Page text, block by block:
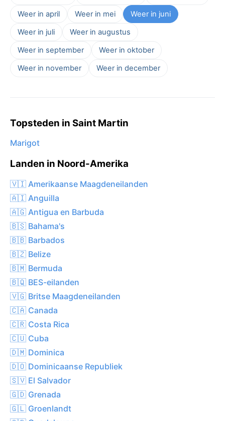
Weer in april
Weer in mei
Weer in juni
Weer in juli
Weer in augustus
Weer in september
Weer in oktober
Weer in november
Weer in december
Topsteden in Saint Martin
Marigot
Landen in Noord-Amerika
🇻🇮 Amerikaanse Maagdeneilanden
🇦🇮 Anguilla
🇦🇬 Antigua en Barbuda
🇧🇸 Bahama's
🇧🇧 Barbados
🇧🇿 Belize
🇧🇲 Bermuda
🇧🇶 BES-eilanden
🇻🇬 Britse Maagdeneilanden
🇨🇦 Canada
🇨🇷 Costa Rica
🇨🇺 Cuba
🇩🇲 Dominica
🇩🇴 Dominicaanse Republiek
🇸🇻 El Salvador
🇬🇩 Grenada
🇬🇱 Groenlandt